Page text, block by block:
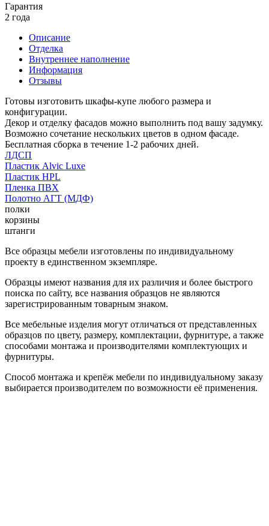
Гарантия
2 года
Описание
Отделка
Внутреннее наполнение
Информация
Отзывы
Готовы изготовить шкафы-купе любого размера и
конфигурации.
Декор и отделку фасадов можно выполнить под вашу задумку.
Возможно сочетание нескольких цветов в одном фасаде.
Бесплатная сборка в течение 1-2 рабочих дней.
ЛДСП
Пластик Alvic Luxe
Пластик HPL
Пленка ПВХ
Полотно АГТ (МДФ)
полки
корзины
штанги
Все образцы мебели изготовлены по индивидуальному
проекту в единственном экземпляре.
Образцы имеют названия для их различия и более быстрого
поиска по сайту, все названия образцов не являются
зарегистрированным товарным знаком.
Все мебельные изделия могут отличаться от представленных
образцов по цвету, размеру, комплектации, фурнитуре, а также
способами монтажа и производителями комплектующих и
фурнитуры.
Способ монтажа и крепёж мебели по индивидуальному заказу
выбирается производителем по возможности её применения.